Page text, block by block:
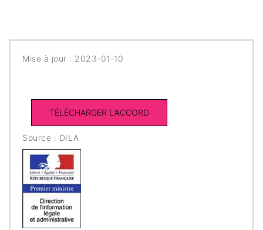
Mise à jour : 2023-01-10
Source : DILA